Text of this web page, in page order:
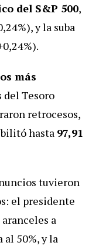
del S&P 500,
y la suba
más
del Tesoro
retrocesos,
hasta 97,91
tuvieron
el presidente
a
50%, y la